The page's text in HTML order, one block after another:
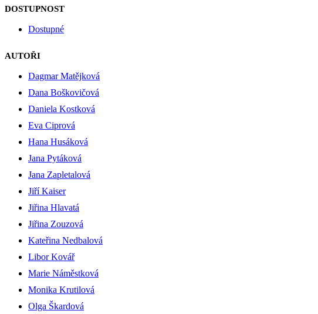
DOSTUPNOST
Dostupné
AUTOŘI
Dagmar Matějková
Dana Boškovičová
Daniela Kostková
Eva Ciprová
Hana Husáková
Jana Pytáková
Jana Zapletalová
Jiří Kaiser
Jiřina Hlavatá
Jiřina Zouzová
Kateřina Nedbalová
Libor Kovář
Marie Náměstková
Monika Krutilová
Olga Škardová